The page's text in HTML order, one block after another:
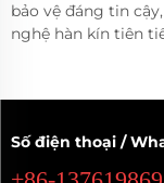
bảo vệ đáng tin
nghệ hàn kín tiên
Số điện thoại /